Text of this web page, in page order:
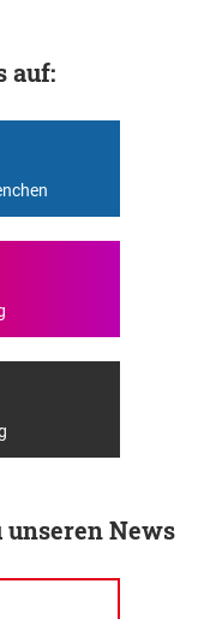
auf:
unseren News